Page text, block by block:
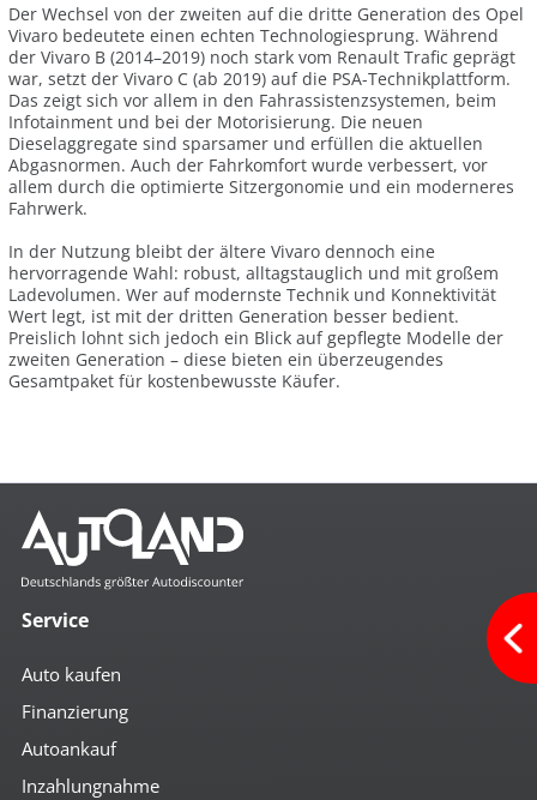
Der Wechsel von der zweiten auf die dritte Generation des Opel
Vivaro bedeutete einen echten Technologiesprung. Während
der Vivaro B (2014–2019) noch stark vom Renault Trafic geprägt
war, setzt der Vivaro C (ab 2019) auf die PSA-Technikplattform.
Das zeigt sich vor allem in den Fahrassistenzsystemen, beim
Infotainment und bei der Motorisierung. Die neuen
Dieselaggregate sind sparsamer und erfüllen die aktuellen
Abgasnormen. Auch der Fahrkomfort wurde verbessert, vor
allem durch die optimierte Sitzergonomie und ein moderneres
Fahrwerk.
In der Nutzung bleibt der ältere Vivaro dennoch eine
hervorragende Wahl: robust, alltagstauglich und mit großem
Ladevolumen. Wer auf modernste Technik und Konnektivität
Wert legt, ist mit der dritten Generation besser bedient.
Preislich lohnt sich jedoch ein Blick auf gepflegte Modelle der
zweiten Generation – diese bieten ein überzeugendes
Gesamtpaket für kostenbewusste Käufer.
Service
Auto kaufen
Finanzierung
Autoankauf
Inzahlungnahme